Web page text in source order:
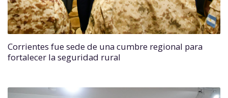
Corrientes fue sede de una cumbre regional para
fortalecer la seguridad rural